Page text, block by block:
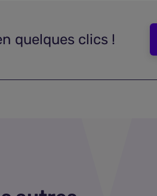
quelques clics !